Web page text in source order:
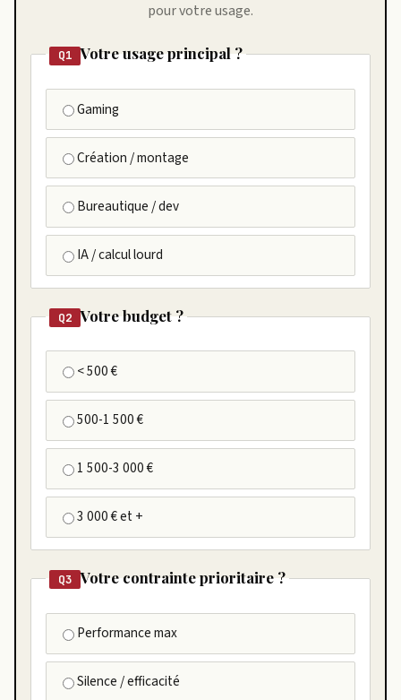
pour votre usage.
Q1 Votre usage principal ?
Gaming
Création / montage
Bureautique / dev
IA / calcul lourd
Q2 Votre budget ?
< 500 €
500-1 500 €
1 500-3 000 €
3 000 € et +
Q3 Votre contrainte prioritaire ?
Performance max
Silence / efficacité